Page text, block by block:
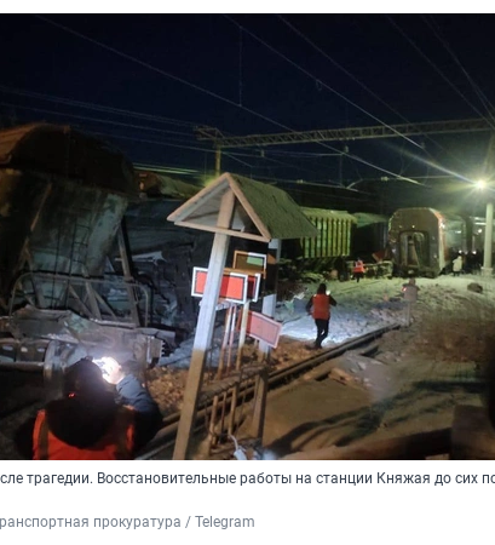
трагедии. Восстановительные работы на станции Княжая до сих
прокуратура / Telegram